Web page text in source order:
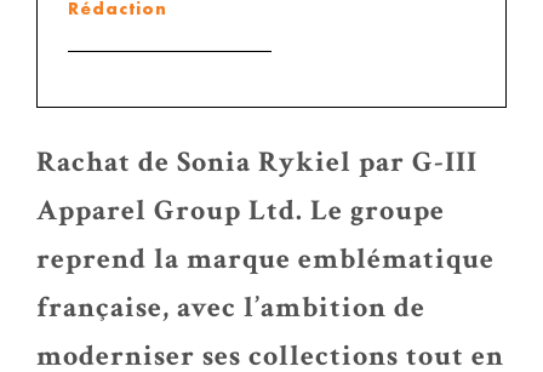
Rédaction
Rachat de Sonia Rykiel par G-III
Apparel Group Ltd. Le groupe
reprend la marque emblématique
française, avec l’ambition de
moderniser ses collections tout en